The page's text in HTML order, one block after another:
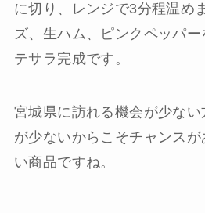
に切り、レンジで3分程温め
ズ、生ハム、ピンクペッパ
テサラ完成です。
宮城県に訪れる機会が少な
が少ないからこそチャンス
い商品ですね。